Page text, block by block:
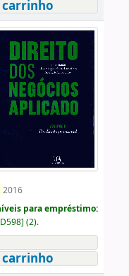
carrinho
2016
para empréstimo:
] (2).
carrinho